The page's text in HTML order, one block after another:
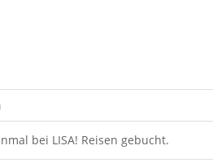
bei LISA! Reisen gebucht.